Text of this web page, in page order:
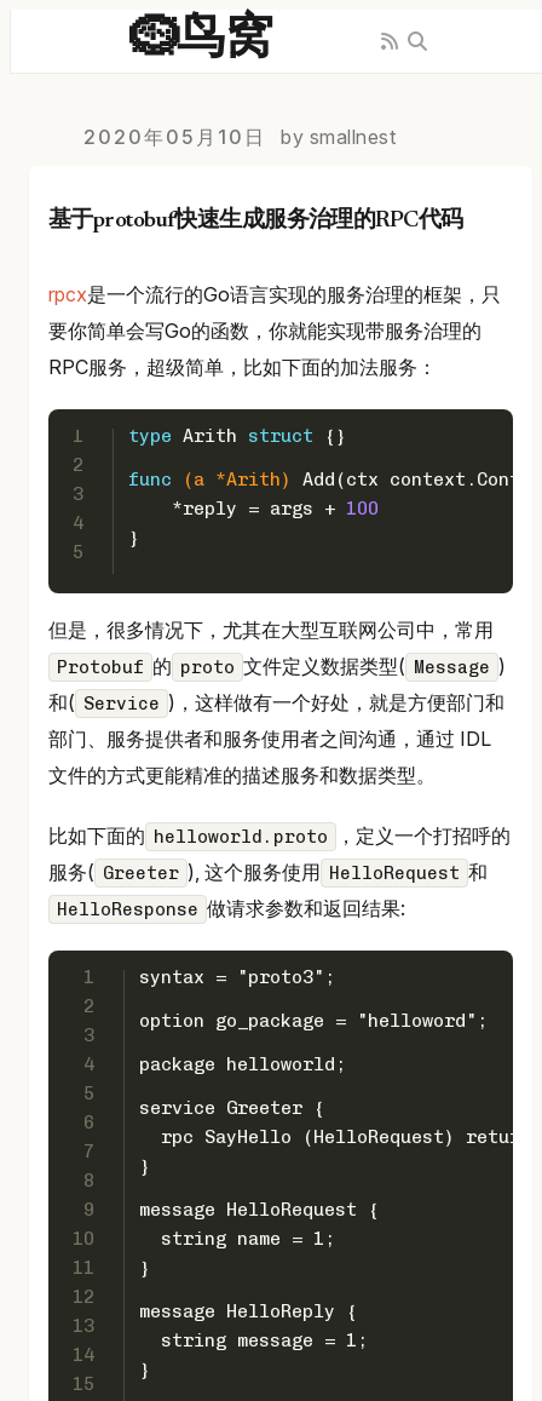
🪹鸟窝
2020年05月10日 by smallnest
基于protobuf快速生成服务治理的RPC代码
rpcx是一个流行的Go语言实现的服务治理的框架，只
要你简单会写Go的函数，你就能实现带服务治理的
RPC服务，超级简单，比如下面的加法服务：
1
2
3
4
5
type Arith struct {}
func
(a *Arith)
Add(ctx
    *reply = args +
100
}
但是，很多情况下，尤其在大型互联网公司中，常用
Protobuf 的 proto 文件定义数据类型( Message )
和( Service )，这样做有一个好处，就是方便部门和
部门、服务提供者和服务使用者之间沟通，通过 IDL
文件的方式更能精准的描述服务和数据类型。
比如下面的 helloworld.proto
，定义一个打招呼的
服务( Greeter ), 这个服务使用 HelloRequest 和
HelloResponse 做请求参数和返回结果:
1
2
3
4
5
6
7
8
9
10
11
12
13
14
15
syntax = "proto3";
option go_package = "helloword";
package helloworld;
service Greeter {
rpc SayHello (HelloRequest)
}
message HelloRequest {
  string name = 1;
}
message HelloReply {
  string message = 1;
}